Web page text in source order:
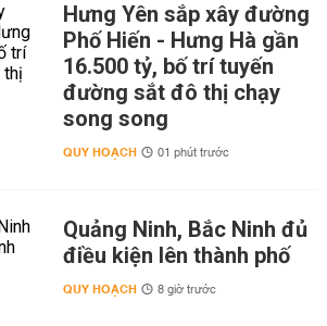
Hưng Yên sắp xây đường
Phố Hiến - Hưng Hà gần
16.500 tỷ, bố trí tuyến
đường sắt đô thị chạy
song song
QUY HOẠCH 01 phút trước
Quảng Ninh, Bắc Ninh đủ
điều kiện lên thành phố
QUY HOẠCH 8 giờ trước